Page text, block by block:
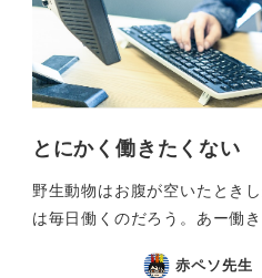
とにかく働きたくない
野生動物はお腹が空いたとき
は毎日働くのだろう。あー働き
赤ペソ先生